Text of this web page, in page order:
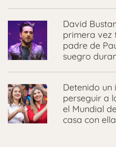
David
primera vez
padre de
suegro
Detenido
perseguir a
el Mundial
casa con